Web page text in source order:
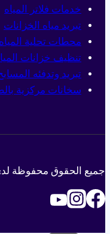
خدمات فلاتر المياه
تبريد مياه الخزانات
محطات تحلية المياه
تنظيف خزانات
تبريد وتدفئه
سخانات مركزية
جميع الحقوق محفوظة